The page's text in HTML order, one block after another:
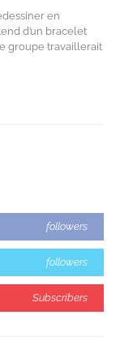
en
d’un bracelet
groupe travaillerait
followers
followers
Subscribers